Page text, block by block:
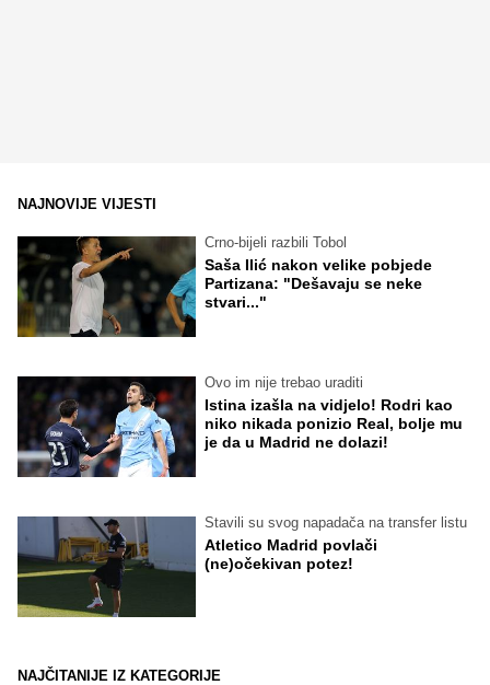
NAJNOVIJE VIJESTI
Crno-bijeli razbili Tobol
Saša Ilić nakon velike pobjede
Partizana: "Dešavaju se neke
stvari..."
Ovo im nije trebao uraditi
Istina izašla na vidjelo! Rodri kao
niko nikada ponizio Real, bolje mu
je da u Madrid ne dolazi!
Stavili su svog napadača na transfer listu
Atletico Madrid povlači
(ne)očekivan potez!
NAJČITANIJE IZ KATEGORIJE